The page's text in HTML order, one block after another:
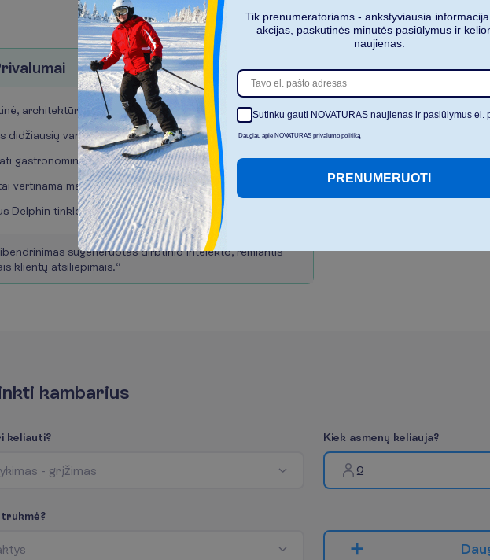
rivalumai
architektūriškai atpažįstama prabanga
didžiausių vandens parkų Laros regione
gastronominė pasiūla su „food court“ koncepcija
vertinama maisto ir gėrimų kokybė
Delphin tinklo paslaugų standartas ir aptarnavimas
ibendrinimas sugeneruotas dirbtinio intelekto, remiantis
is klientų atsiliepimais.“
nkti kambarius
i keliauti?
ykimas - grįžimas
Kiek asmenų keliauja?
2
trukmė?
ktys Dau
Tik prenumeratoriams - ankstyviausia
akcijas, paskutinės minutės pasiūlymus ir
naujienas.
Sutinku gauti NOVATURAS naujienas ir pasiūlymus el.
Daugiau apie NOVATURAS privalumo politiką
PRENUMERUOTI